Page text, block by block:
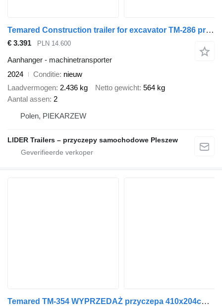
Temared Construction trailer for excavator TM-286 przyczepa 300x150cm, B
€ 3.391 PLN 14.600
Aanhanger - machinetransporter
2024
Conditie nieuw
Laadvermogen 2.436 kg Netto gewicht 564 kg
Aantal assen 2
Polen, PIEKARZEW
LIDER Trailers – przyczepy samochodowe Pleszew
Temared TM-354 WYPRZEDAŻ przyczepa 410x204cm, Carplatform 4120S, laweta